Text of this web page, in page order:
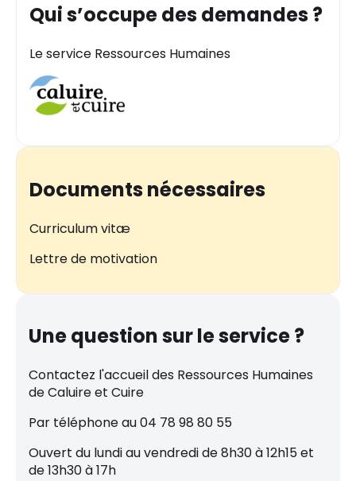
Qui s’occupe des demandes ?
Le service Ressources Humaines
Documents nécessaires
Curriculum vitæ
Lettre de motivation
Une question sur le service ?
Contactez l'accueil des Ressources Humaines
de Caluire et Cuire
Par téléphone au 04 78 98 80 55
Ouvert du lundi au vendredi de 8h30 à 12h15 et
de 13h30 à 17h